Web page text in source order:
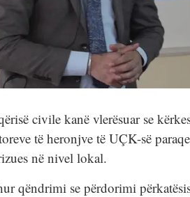
civile kanë vlerësuar se
të heronjve të UÇK-së
në nivel lokal.
qëndrimi se përdorimi